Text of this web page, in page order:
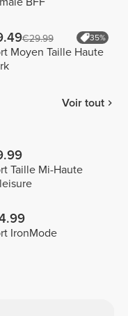
€29.99 35%
Moyen Taille Haute
Voir tout
Taille Mi-Haute
IronMode